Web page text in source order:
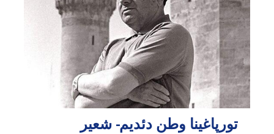
تورپاغینا وطن دئدیم- شعیر